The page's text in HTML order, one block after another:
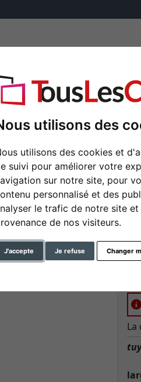
utilisons des
utilisons des cookies et
suivi pour améliorer votre
sur notre site, pour
personnalisé et des
le trafic de notre site
de nos visiteurs.
J'accepte Je refuse Changer
partout
Continuer
2
La